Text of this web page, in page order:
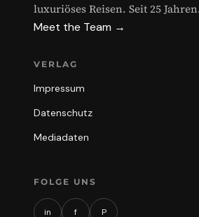
luxuriöses Reisen. Seit 25
Meet the Team →
VERLAG
Impressum
Datenschutz
Mediadaten
FOLGE UNS
in f P